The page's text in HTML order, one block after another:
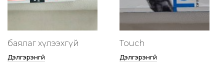
баялаг хүлээхгүй
Дэлгэрэнгүй
Touch
Дэлгэрэнгүй